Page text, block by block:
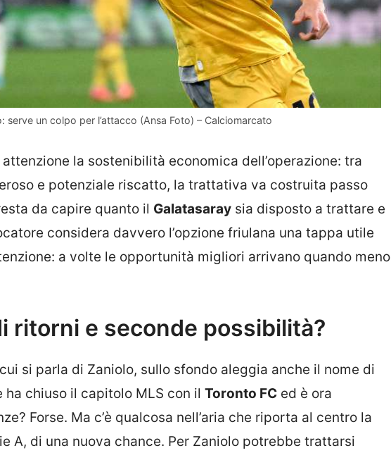
serve un colpo per l’attacco (Ansa Foto) – Calciomarcato
attenzione la sostenibilità economica dell’operazione: tra
e potenziale riscatto, la trattativa va costruita passo
da capire quanto il Galatasaray sia disposto a trattare e
considera davvero l’opzione friulana una tappa utile
a volte le opportunità migliori arrivano quando meno
ritorni e seconde possibilità?
si parla di Zaniolo, sullo sfondo aleggia anche il nome di
ha chiuso il capitolo MLS con il Toronto FC ed è ora
Forse. Ma c’è qualcosa nell’aria che riporta al centro la
A, di una nuova chance. Per Zaniolo potrebbe trattarsi